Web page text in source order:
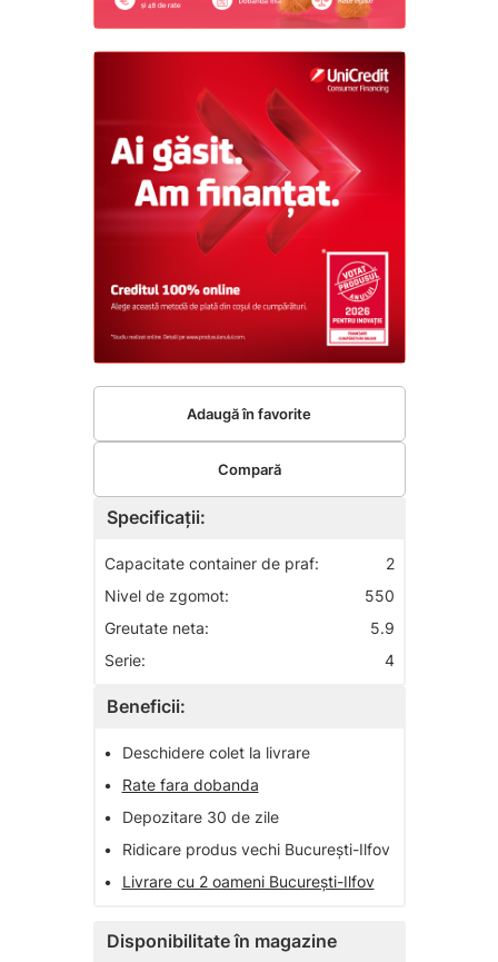
Specificații:
Capacitate container de praf:
2
Nivel de zgomot:
550
Greutate neta:
5.9
Serie:
4
Beneficii:
•
Deschidere colet la livrare
•
Rate fara dobanda
•
Depozitare 30 de zile
•
Ridicare produs vechi București-Ilfov
•
Livrare cu 2 oameni București-Ilfov
Disponibilitate în magazine
Adaugă în favorite
Compară